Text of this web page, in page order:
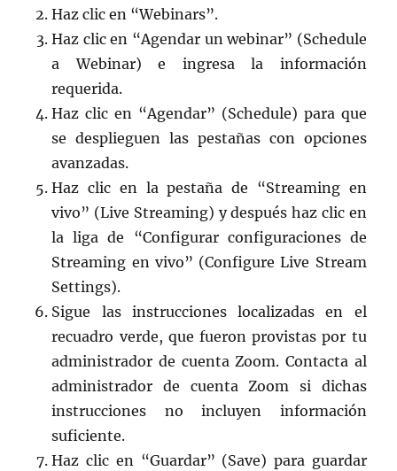
Haz clic en “Webinars”.
Haz clic en “Agendar un webinar” (Schedule
a Webinar) e ingresa la información
requerida.
Haz clic en “Agendar” (Schedule) para que
se desplieguen las pestañas con opciones
avanzadas.
Haz clic en la pestaña de “Streaming en
vivo” (Live Streaming) y después haz clic en
la liga de “Configurar configuraciones de
Streaming en vivo” (Configure Live Stream
Settings).
Sigue las instrucciones localizadas en el
recuadro verde, que fueron provistas por tu
administrador de cuenta Zoom. Contacta al
administrador de cuenta Zoom si dichas
instrucciones no incluyen información
suficiente.
Haz clic en “Guardar” (Save) para guardar